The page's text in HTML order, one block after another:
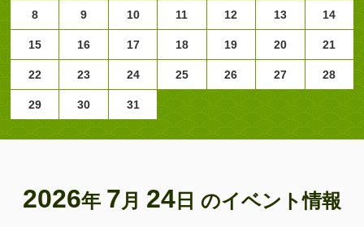
8 9 10 11 12 13 14
15 16 17 18 19 20 21
22 23 24 25 26 27 28
29 30 31
2026年 7月 24 日 のイベント情報